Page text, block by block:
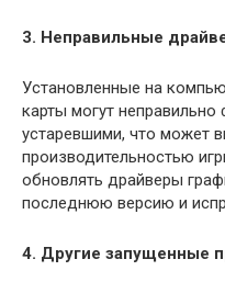
3. Неправильные
Установленные на
карты могут
устаревшими, что может
производительностью
обновлять драйверы
последнюю версию и
4. Другие запущенные